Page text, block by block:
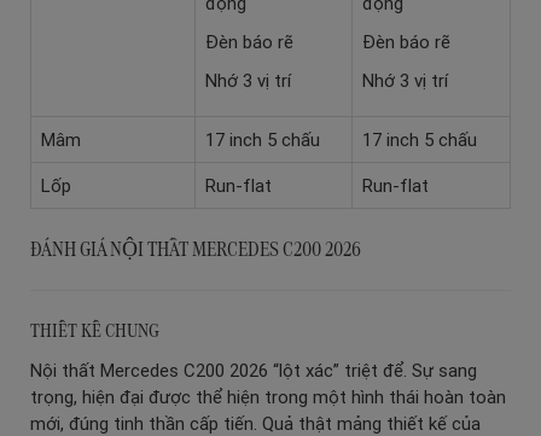
Đèn báo rẽ
Nhớ 3 vị trí
Đèn báo rẽ
Nhớ 3 vị trí
Mâm 17 inch 5 chấu
17 inch 5 chấu
Lốp
Run-flat Run-flat
ĐÁNH GIÁ NỘI THẤT MERCEDES C200 2026
THIẾT KẾ CHUNG
Nội thất Mercedes C200 2026 “lột xác” triệt để. Sự sang
trọng, hiện đại được thể hiện trong một hình thái hoàn toàn
mới, đúng tinh thần cấp tiến. Quả thật mảng thiết kế của